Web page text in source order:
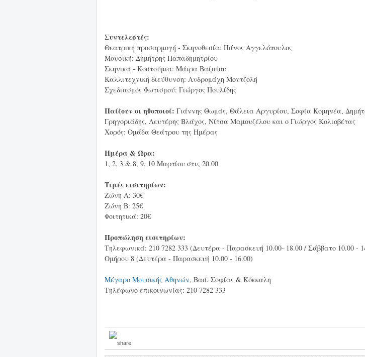
Συντελεστές:
Θεατρική προσαρμογή - Σκηνοθεσία: Πάνος Αγγελόπουλος
Μουσική: Δημήτρης Παπαδημητρίου
Σκηνικά - Κοστούμια: Mάιρα Βαζαίου
Καλλιτεχνική διεύθυνση: Ανδρομάχη Μοντζολή
Σχεδιασμός Φωτισμού: Γιώργος Πουλίδης
Παίζουν οι ηθοποιοί: Γιάννης Θωμάς, Θάλεια Αργυρίου, Σοφία Κομηνέα,
Γρηγοριάδης, Λευτέρης Βλάχος, Νίτσα Μαμουζέλου και ο Γιώργος Κολιοβέτας
Χορός: Ομάδα Θεάτρου της Ημέρας
Ημέρα & Ώρα:
1, 2, 3 & 8, 9, 10 Μαρτίου στις 20.00
Τιμές εισιτηρίων:
Ζώνη Α: 30€
Ζώνη Β: 25€
Φοιτητικά: 20€
Προπώληση εισιτηρίων:
Τηλεφωνικά: 210 7282 333 (Δευτέρα - Παρασκευή 10.00- 18.00 / Σάββατο 10.00 -
Ομήρου 8 (Δευτέρα - Παρασκευή 10.00 - 16.00)
Μέγαρο Μουσικής Αθηνών, Βασ. Σοφίας & Κόκκαλη
Τηλέφωνο επικοινωνίας: 210 7282 333